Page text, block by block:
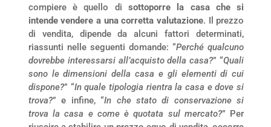
compiere è quello di sottoporre la casa che si
intende vendere a una corretta valutazione. Il prezzo
di vendita, dipende da alcuni fattori determinati,
riassunti nelle seguenti domande: “Perché qualcuno
dovrebbe interessarsi all’acquisto della casa?” “Quali
sono le dimensioni della casa e gli elementi di cui
dispone?” “In quale tipologia rientra la casa e dove si
trova?” e infine, “In che stato di conservazione si
trova la casa e come è quotata sul mercato?” Per